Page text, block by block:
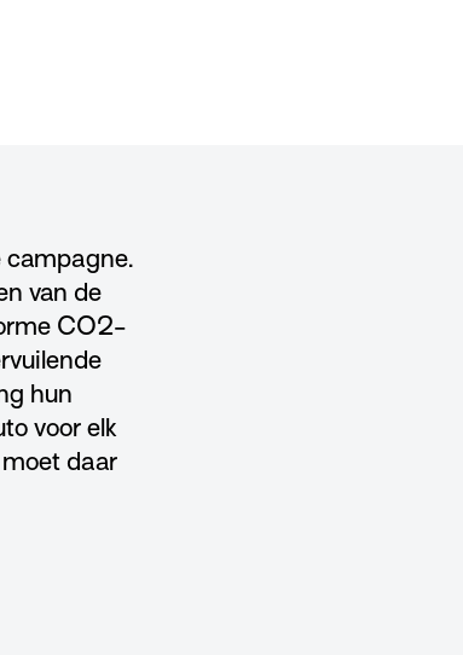
campagne.
van de
CO2-
hun
voor elk
moet daar